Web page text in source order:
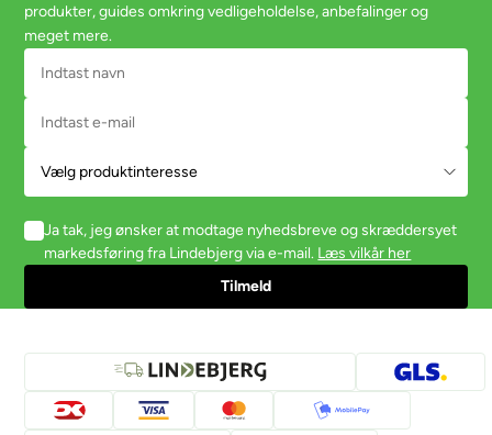
produkter, guides omkring vedligeholdelse, anbefalinger og
meget mere.
Ja tak, jeg ønsker at modtage nyhedsbreve og skræddersyet
markedsføring fra Lindebjerg via e-mail. Læs vilkår her